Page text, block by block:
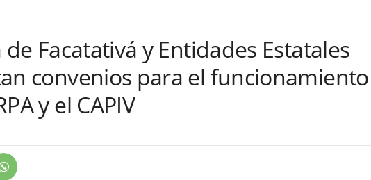
Facatativá y Entidades Estatales
convenios para el funcionamiento
y el CAPIV